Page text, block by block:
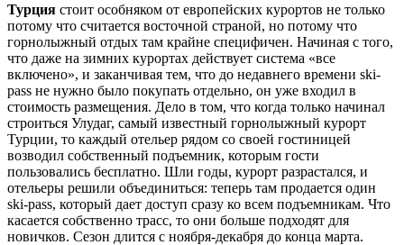
Турция стоит особняком от европейских курортов не только
потому что считается восточной страной, но потому что
горнолыжный отдых там крайне специфичен. Начиная с того,
что даже на зимних курортах действует система «все
включено», и заканчивая тем, что до недавнего времени ski-
pass не нужно было покупать отдельно, он уже входил в
стоимость размещения. Дело в том, что когда только начинал
строиться Улудаг, самый известный горнолыжный курорт
Турции, то каждый отельер рядом со своей гостиницей
возводил собственный подъемник, которым гости
пользовались бесплатно. Шли годы, курорт разрастался, и
отельеры решили объединиться: теперь там продается один
ski-pass, который дает доступ сразу ко всем подъемникам. Что
касается собственно трасс, то они больше подходят для
новичков. Сезон длится с ноября-декабря до конца марта.